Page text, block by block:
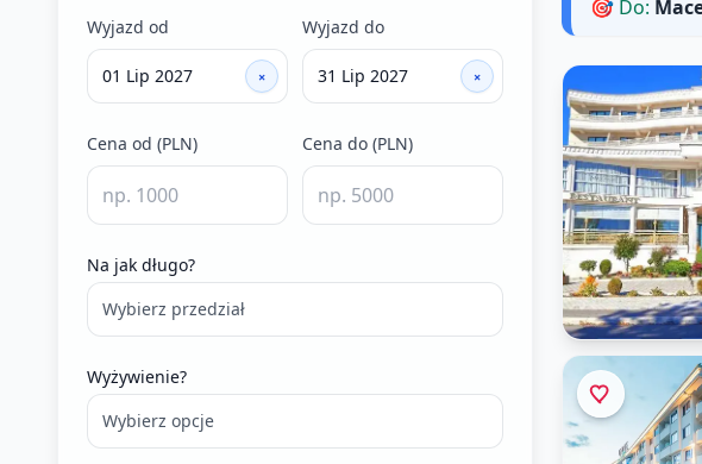
Wyjazd od
×
Wyjazd do
×
Cena od (PLN) Cena do (PLN)
Na jak długo?
Wybierz przedział
Wyżywienie?
Wybierz opcje
🎯 Do: